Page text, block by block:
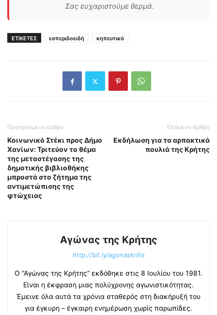
Σας ευχαριστούμε θερμά.
ΕΤΙΚΕΤΕΣ εσπεριδοειδή κηπευτικά
Προηγούμενο άρθρο
Κοινωνικό Στέκι προς Δήμο
Χανίων: Τριτεύον το θέμα
της μεταστέγασης της
δημοτικής βιβλιοθήκης
μπροστά στο ζήτημα της
αντιμετώπισης της
φτώχειας
Επόμενο άρθρο
Εκδήλωση για τα αρπακτικά
πουλιά της Κρήτης
Αγώνας της Κρήτης
http://bit.ly/agonaskritis
Ο “Αγώνας της Κρήτης” εκδόθηκε στις 8 Ιουλίου του 1981.
Είναι η έκφραση μιας πολύχρονης αγωνιστικότητας.
Έμεινε όλα αυτά τα χρόνια σταθερός στη διακήρυξή του
για έγκυρη – έγκαιρη ενημέρωση χωρίς παρωπίδες.